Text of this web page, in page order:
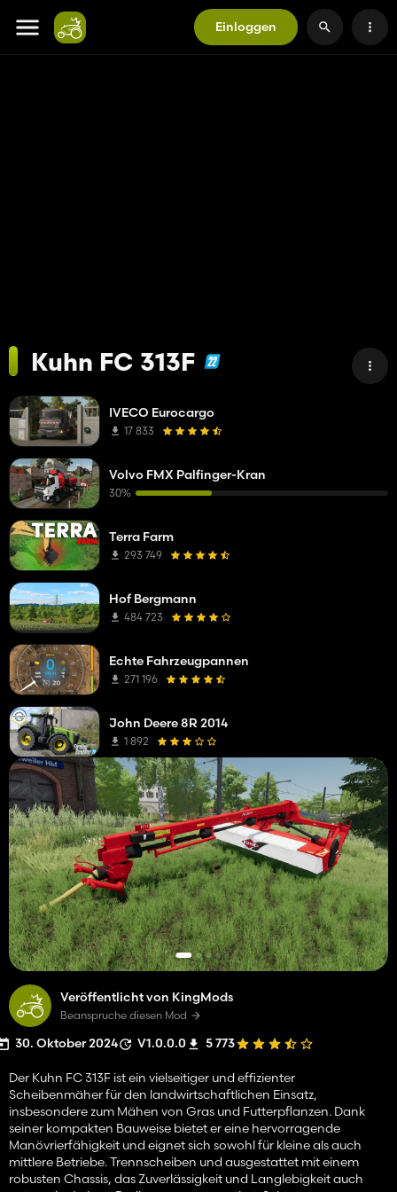
Einloggen
Kuhn FC 313F
Veröffentlicht von KingMods
Beanspruche diesen Mod
30. Oktober 2024 V1.0.0.0 5 773
Der Kuhn FC 313F ist ein vielseitiger und effizienter
Scheibenmäher für den landwirtschaftlichen Einsatz,
insbesondere zum Mähen von Gras und Futterpflanzen. Dank
seiner kompakten Bauweise bietet er eine hervorragende
Manövrierfähigkeit und eignet sich sowohl für kleine als auch
mittlere Betriebe. Trennscheiben und ausgestattet mit einem
robusten Chassis, das Zuverlässigkeit und Langlebigkeit auch
IVECO Eurocargo
17 833
Volvo FMX Palfinger-Kran
30%
Terra Farm
293 749
Hof Bergmann
484 723
Echte Fahrzeugpannen
271 196
John Deere 8R 2014
1 892